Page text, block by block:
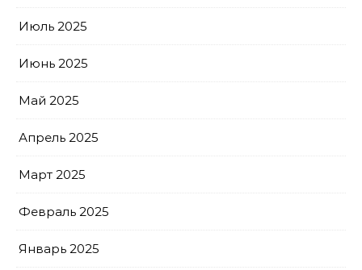
Июль 2025
Июнь 2025
Май 2025
Апрель 2025
Март 2025
Февраль 2025
Январь 2025